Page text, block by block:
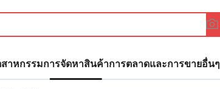
าหกรรมการจัดหาสินค้าการตลาดและการขายอื่นๆ